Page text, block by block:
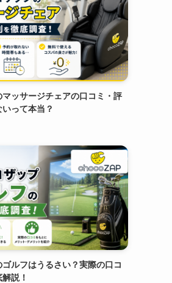
ッサージチェアの口コミ・評
って本当？
ルフはうるさい？実際の口コ
説！